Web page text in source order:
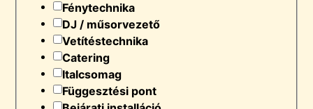
Fénytechnika
DJ / műsorvezető
Vetítéstechnika
Catering
Italcsomag
Függesztési pont